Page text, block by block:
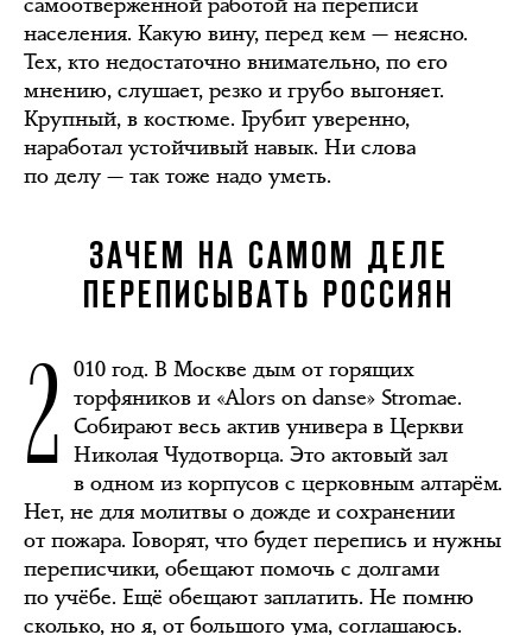
населения. Какую вину, перед кем — неясно.
Тех, кто недостаточно внимательно, по его
мнению, слушает, резко и грубо выгоняет.
Крупный, в костюме. Грубит уверенно,
наработал устойчивый навык. Ни слова
по делу — так тоже надо уметь.
ЗАЧЕМ НА САМОМ ДЕЛЕ
ПЕРЕПИСЫВАТЬ РОССИЯН
2 010 год. В Москве дым от горящих
торфяников и «Alors on danse» Stromae.
Собирают весь актив универа в Церкви
Николая Чудотворца. Это актовый зал
в одном из корпусов с церковным алтарём.
Нет, не для молитвы о дожде и сохранении
от пожара. Говорят, что будет перепись и нужны
переписчики, обещают помочь с долгами
по учёбе. Ещё обещают заплатить. Не помню
сколько, но я, от большого ума, соглашаюсь.